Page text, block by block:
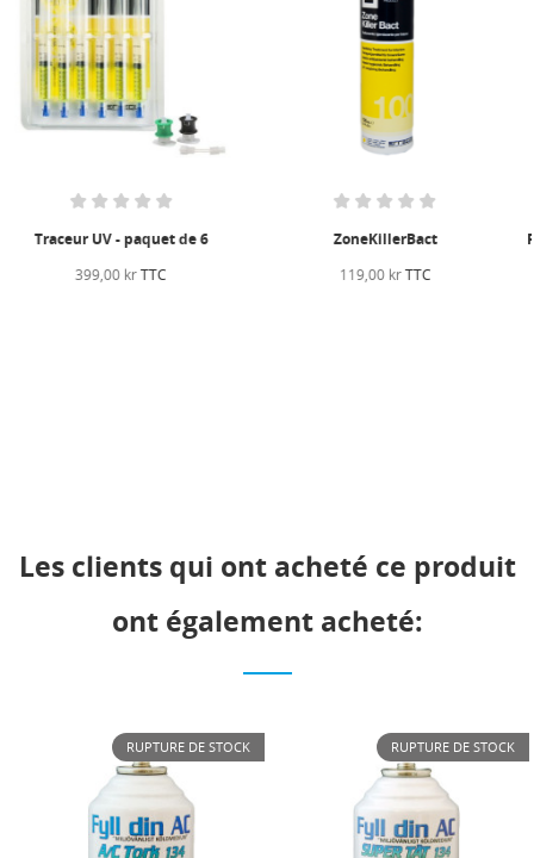
ZoneKillerBact
119,00 krTTC
FreezeCar Ultimat 3-i-1 AC-lösning:
Les clients qui ont acheté ce produit
ont également acheté:
RUPTURE DE STOCK RUPTURE DE STOCK